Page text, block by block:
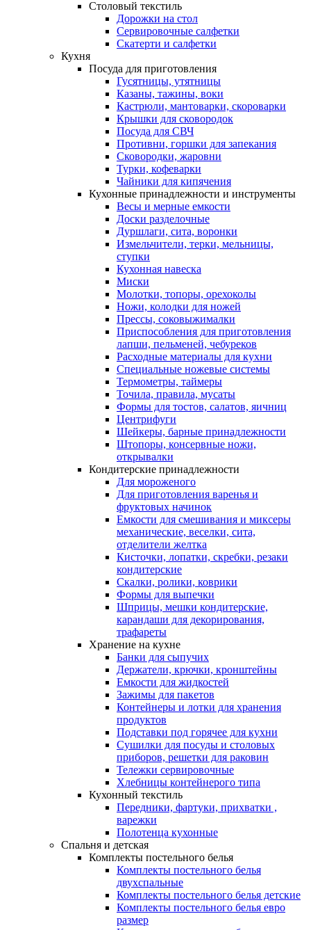
Столовый текстиль
Дорожки на стол
Сервировочные салфетки
Скатерти и салфетки
Кухня
Посуда для приготовления
Гусятницы, утятницы
Казаны, тажины, воки
Кастрюли, мантоварки, скороварки
Крышки для сковородок
Посуда для СВЧ
Противни, горшки для запекания
Сковородки, жаровни
Турки, кофеварки
Чайники для кипячения
Кухонные принадлежности и инструменты
Весы и мерные емкости
Доски разделочные
Дуршлаги, сита, воронки
Измельчители, терки, мельницы,
ступки
Кухонная навеска
Миски
Молотки, топоры, орехоколы
Ножи, колодки для ножей
Прессы, соковыжималки
Приспособления для приготовления
лапши, пельменей, чебуреков
Расходные материалы для кухни
Специальные ножевые системы
Термометры, таймеры
Точила, правила, мусаты
Формы для тостов, салатов, яичниц
Центрифуги
Шейкеры, барные принадлежности
Штопоры, консервные ножи,
открывалки
Кондитерские принадлежности
Для мороженого
Для приготовления варенья и
фруктовых начинок
Емкости для смешивания и миксеры
механические, веселки, сита,
отделители желтка
Кисточки, лопатки, скребки, резаки
кондитерские
Скалки, ролики, коврики
Формы для выпечки
Шприцы, мешки кондитерские,
карандаши для декорирования,
трафареты
Хранение на кухне
Банки для сыпучих
Держатели, крючки, кронштейны
Емкости для жидкостей
Зажимы для пакетов
Контейнеры и лотки для хранения
продуктов
Подставки под горячее для кухни
Сушилки для посуды и столовых
приборов, решетки для раковин
Тележки сервировочные
Хлебницы контейнерого типа
Кухонный текстиль
Передники, фартуки, прихватки ,
варежки
Полотенца кухонные
Спальня и детская
Комплекты постельного белья
Комплекты постельного белья
двухспальные
Комплекты постельного белья детские
Комплекты постельного белья евро
размер